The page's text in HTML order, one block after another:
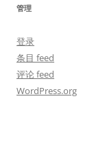
管理
登录
条目 feed
评论 feed
WordPress.org